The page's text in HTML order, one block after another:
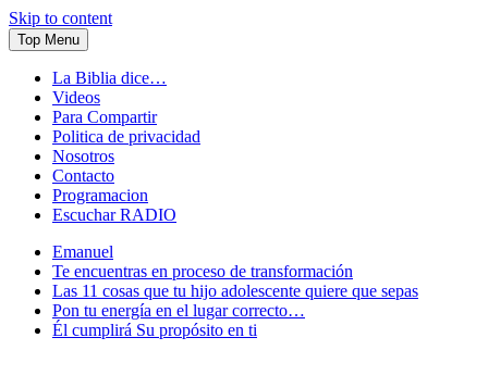
Skip to content
Top Menu
La Biblia dice…
Videos
Para Compartir
Politica de privacidad
Nosotros
Contacto
Programacion
Escuchar RADIO
Emanuel
Te encuentras en proceso de transformación
Las 11 cosas que tu hijo adolescente quiere que sepas
Pon tu energía en el lugar correcto…
Él cumplirá Su propósito en ti